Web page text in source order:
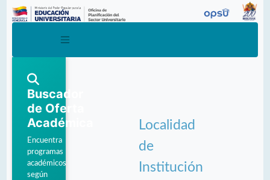
Buscador
de Oferta
Académica
Encuentra
programas
académicos
según
Localidad
de
Institución